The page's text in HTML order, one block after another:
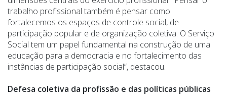
trabalho profissional também é pensar como
fortalecemos os espaços de controle social, de
participação popular e de organização coletiva. O Serviço
Social tem um papel fundamental na construção de uma
educação para a democracia e no fortalecimento das
instâncias de participação social”, destacou.
Defesa coletiva da profissão e das políticas públicas